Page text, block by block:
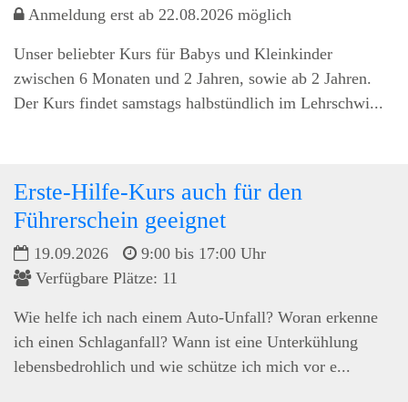
Anmeldung erst ab 22.08.2026 möglich
Unser beliebter Kurs für Babys und Kleinkinder
zwischen 6 Monaten und 2 Jahren, sowie ab 2 Jahren.
Der Kurs findet samstags halbstündlich im Lehrschwi...
Erste-Hilfe-Kurs auch für den
Führerschein geeignet
19.09.2026
9:00 bis 17:00 Uhr
Verfügbare Plätze: 11
Wie helfe ich nach einem Auto-Unfall? Woran erkenne
ich einen Schlaganfall? Wann ist eine Unterkühlung
lebensbedrohlich und wie schütze ich mich vor e...